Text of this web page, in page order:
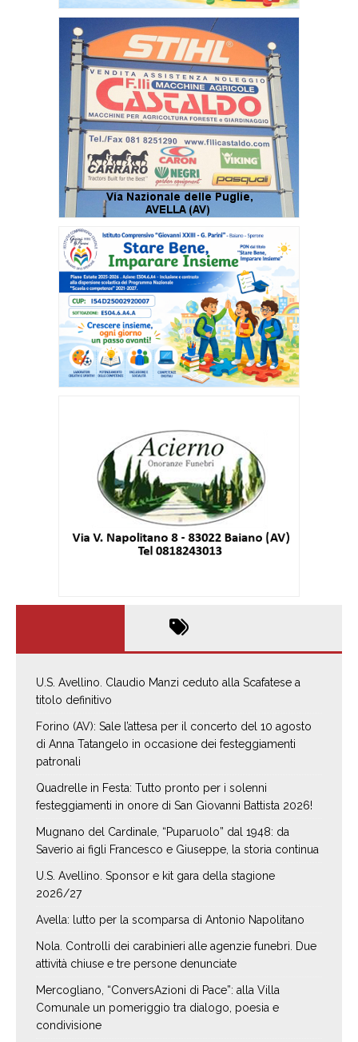
U.S. Avellino. Claudio Manzi ceduto alla Scafatese a
titolo definitivo
Forino (AV): Sale l’attesa per il concerto del 10 agosto
di Anna Tatangelo in occasione dei festeggiamenti
patronali
Quadrelle in Festa: Tutto pronto per i solenni
festeggiamenti in onore di San Giovanni Battista 2026!
Mugnano del Cardinale, “Puparuolo” dal 1948: da
Saverio ai figli Francesco e Giuseppe, la storia continua
U.S. Avellino. Sponsor e kit gara della stagione
2026/27
Avella: lutto per la scomparsa di Antonio Napolitano
Nola. Controlli dei carabinieri alle agenzie funebri. Due
attività chiuse e tre persone denunciate
Mercogliano, “ConversAzioni di Pace”: alla Villa
Comunale un pomeriggio tra dialogo, poesia e
condivisione